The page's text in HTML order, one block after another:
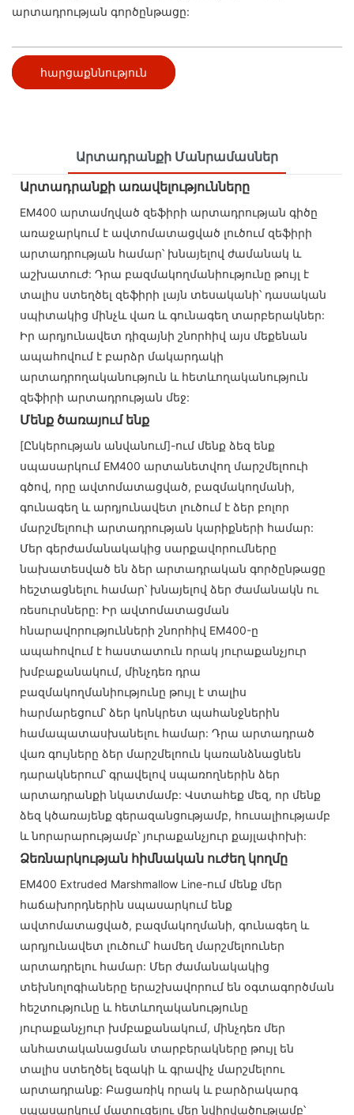
արտադրության գործընթացը:
հարցաքննություն
Արտադրանքի Մանրամասներ
Արտադրանքի առավելությունները
EM400 արտամղված զեֆիրի արտադրության գիծը
առաջարկում է ավտոմատացված լուծում զեֆիրի
արտադրության համար՝ խնայելով ժամանակ և
աշխատուժ: Դրա բազմակողմանիությունը թույլ է
տալիս ստեղծել զեֆիրի լայն տեսականի՝ դասական
սպիտակից մինչև վառ և գունագեղ տարբերակներ:
Իր արդյունավետ դիզայնի շնորհիվ այս մեքենան
ապահովում է բարձր մակարդակի
արտադրողականություն և հետևողականություն
զեֆիրի արտադրության մեջ:
Մենք ծառայում ենք
[Ընկերության անվանում]-ում մենք ձեզ ենք
սպասարկում EM400 արտանետվող մարշմելոուի
գծով, որը ավտոմատացված, բազմակողմանի,
գունագեղ և արդյունավետ լուծում է ձեր բոլոր
մարշմելոուի արտադրության կարիքների համար:
Մեր գերժամանակակից սարքավորումները
նախատեսված են ձեր արտադրական գործընթացը
հեշտացնելու համար՝ խնայելով ձեր ժամանակն ու
ռեսուրսները: Իր ավտոմատացման
հնարավորությունների շնորհիվ EM400-ը
ապահովում է հաստատուն որակ յուրաքանչյուր
խմբաքանակում, մինչդեռ դրա
բազմակողմանիությունը թույլ է տալիս
հարմարեցում՝ ձեր կոնկրետ պահանջներին
համապատասխանելու համար: Դրա արտադրած
վառ գույները ձեր մարշմելոուն կառանձնացնեն
դարակներում՝ գրավելով սպառողներին ձեր
արտադրանքի նկատմամբ: Վստահեք մեզ, որ մենք
ձեզ կծառայենք գերազանցությամբ, հուսալիությամբ
և նորարարությամբ՝ յուրաքանչյուր քայլափոխի:
Ձեռնարկության հիմնական ուժեղ կողմը
EM400 Extruded Marshmallow Line-ում մենք մեր
հաճախորդներին սպասարկում ենք
ավտոմատացված, բազմակողմանի, գունագեղ և
արդյունավետ լուծում՝ համեղ մարշմելոուներ
արտադրելու համար: Մեր ժամանակակից
տեխնոլոգիաները երաշխավորում են օգտագործման
հեշտությունը և հետևողականությունը
յուրաքանչյուր խմբաքանակում, մինչդեռ մեր
անհատականացման տարբերակները թույլ են
տալիս ստեղծել եզակի և գրավիչ մարշմելոու
արտադրանք: Բացառիկ որակ և բարձրակարգ
սպասարկում մատուցելու մեր նվիրվածությամբ՝